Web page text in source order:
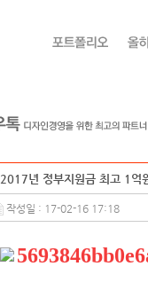
2017년 정부지원금 최고 1억
작성일 : 17-02-16 17:18